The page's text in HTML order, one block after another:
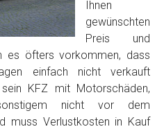
Ihnen
gewünschten
Preis und
es öfters vorkommen, dass
einfach nicht verkauft
KFZ mit Motorschäden,
nicht vor dem
muss Verlustkosten in Kauf